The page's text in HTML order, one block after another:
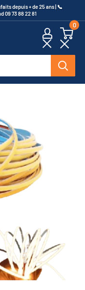
depuis + de 25 ans | 📞​
09 73 88 22 81
0